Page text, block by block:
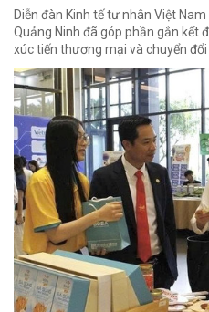
Diễn đàn Kinh tế tư nhân Việt
Quảng Ninh đã góp phần gắn kết
xúc tiến thương mại và chuyển đổi